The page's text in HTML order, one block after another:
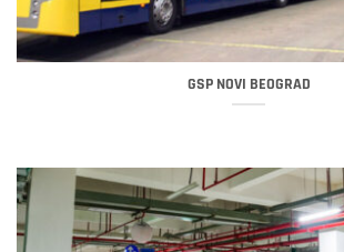
GSP NOVI BEOGRAD